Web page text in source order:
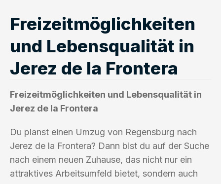
Freizeitmöglichkeiten
und Lebensqualität in
Jerez de la Frontera
Freizeitmöglichkeiten und Lebensqualität in
Jerez de la Frontera
Du planst einen Umzug von Regensburg nach
Jerez de la Frontera? Dann bist du auf der Suche
nach einem neuen Zuhause, das nicht nur ein
attraktives Arbeitsumfeld bietet, sondern auch